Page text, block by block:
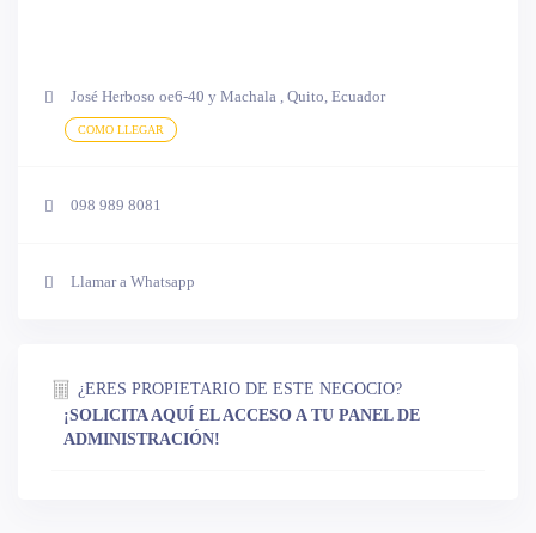
José Herboso oe6-40 y Machala , Quito, Ecuador
COMO LLEGAR
098 989 8081
Llamar a Whatsapp
¿ERES PROPIETARIO DE ESTE NEGOCIO?
¡SOLICITA AQUÍ EL ACCESO A TU PANEL DE
ADMINISTRACIÓN!